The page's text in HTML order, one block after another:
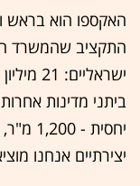
האקספו הוא בראש
התקציב שהמשרד
ביתני מדינות
יצירתיים אנחנו